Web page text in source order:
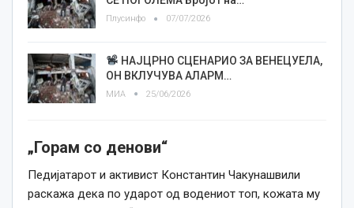
Плусинфо 07/07/2026
НАЈЦРНO СЦЕНАРИO ЗА ВЕНЕЦУЕЛА,
ОН ВКЛУЧУВА АЛАРМ…
МИА 25/06/2026
„Горам со денови“
Педијатарот и активист Константин Чакунашвили
раскажа дека по ударот од водениот топ, кожата му